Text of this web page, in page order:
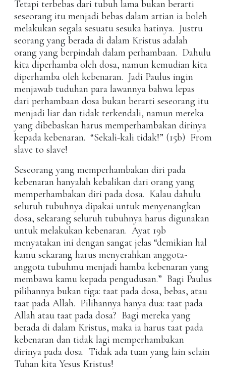
Tetapi terbebas dari tubuh lama bukan berarti
seseorang itu menjadi bebas dalam artian ia boleh
melakukan segala sesuatu sesuka hatinya. Justru
seorang yang berada di dalam Kristus adalah
orang yang berpindah dalam perhambaan. Dahulu
kita diperhamba oleh dosa, namun kemudian kita
diperhamba oleh kebenaran. Jadi Paulus ingin
menjawab tuduhan para lawannya bahwa lepas
dari perhambaan dosa bukan berarti seseorang itu
menjadi liar dan tidak terkendali, namun mereka
yang dibebaskan harus memperhambakan dirinya
kepada kebenaran. “Sekali-kali tidak!” (15b) From
slave to slave!
Seseorang yang memperhambakan diri pada
kebenaran hanyalah kebalikan dari orang yang
memperhambakan diri pada dosa. Kalau dahulu
seluruh tubuhnya dipakai untuk menyenangkan
dosa, sekarang seluruh tubuhnya harus digunakan
untuk melakukan kebenaran. Ayat 19b
menyatakan ini dengan sangat jelas “demikian hal
kamu sekarang harus menyerahkan anggota-
anggota tubuhmu menjadi hamba kebenaran yang
membawa kamu kepada pengudusan.” Bagi Paulus
pilihannya bukan tiga: taat pada dosa, bebas, atau
taat pada Allah. Pilihannya hanya dua: taat pada
Allah atau taat pada dosa? Bagi mereka yang
berada di dalam Kristus, maka ia harus taat pada
kebenaran dan tidak lagi memperhambakan
dirinya pada dosa. Tidak ada tuan yang lain selain
Tuhan kita Yesus Kristus!